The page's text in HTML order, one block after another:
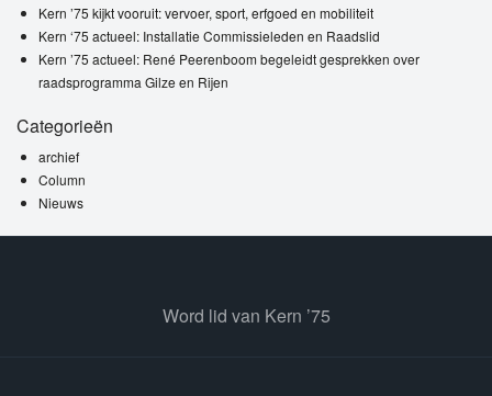
Kern ’75 kijkt vooruit: vervoer, sport, erfgoed en mobiliteit
Kern ‘75 actueel: Installatie Commissieleden en Raadslid
Kern ’75 actueel: René Peerenboom begeleidt gesprekken over
raadsprogramma Gilze en Rijen
Categorieën
archief
Column
Nieuws
Word lid van Kern ’75